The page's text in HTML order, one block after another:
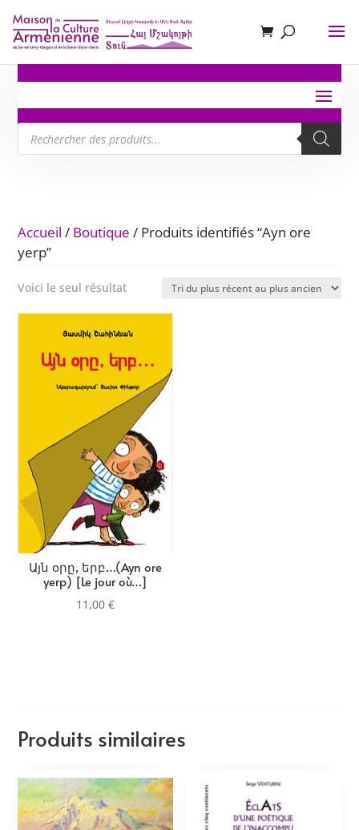
Recherche
de
produits
Accueil / Boutique / Produits identifiés “Ayn ore
yerp”
Voici le seul résultat
Այն օրը, երբ…(Ayn ore
yerp) [Le jour où…]
11,00€
Produits similaires